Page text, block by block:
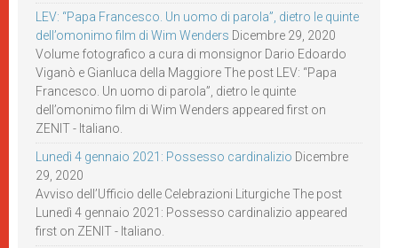
LEV: “Papa Francesco. Un uomo di parola”, dietro le quinte
dell’omonimo film di Wim Wenders Dicembre 29, 2020
Volume fotografico a cura di monsignor Dario Edoardo
Viganò e Gianluca della Maggiore The post LEV: “Papa
Francesco. Un uomo di parola”, dietro le quinte
dell’omonimo film di Wim Wenders appeared first on
ZENIT - Italiano.
Lunedì 4 gennaio 2021: Possesso cardinalizio Dicembre
29, 2020
Avviso dell’Ufficio delle Celebrazioni Liturgiche The post
Lunedì 4 gennaio 2021: Possesso cardinalizio appeared
first on ZENIT - Italiano.